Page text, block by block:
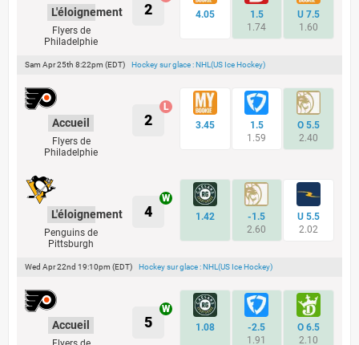
L'éloignement
Flyers de
Philadelphie
2 4.05
1.5
1.74
U 7.5
1.60
Sam Apr 25th 8:22pm (EDT) Hockey sur glace : NHL(US Ice Hockey)
Accueil
Flyers de
Philadelphie
L'éloignement
Penguins de
Pittsburgh
2
4
3.45
1.5
1.59
O 5.5
2.40
1.42
-1.5
2.60
U 5.5
2.02
Wed Apr 22nd 19:10pm (EDT) Hockey sur glace : NHL(US Ice Hockey)
Accueil 5 1.08
-2.5
1.91
O 6.5
2.10